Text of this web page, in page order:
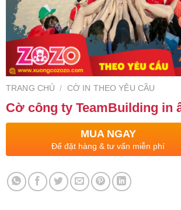
TRANG CHỦ / CỜ IN THEO YÊU CẦU
Cờ công ty TeamBuilding in
MUA NGAY
Để đặt hàng & tư vấn miễn phí